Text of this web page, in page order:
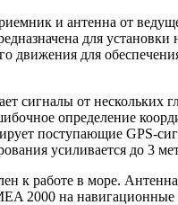
и антенна от
для
движения для
сигналы от нескольких
определение
поступающие GPS-
усиливается до 3
к работе в море.
2000 на